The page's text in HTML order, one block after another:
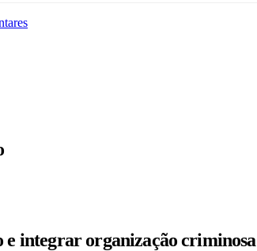
integrar organização criminosa